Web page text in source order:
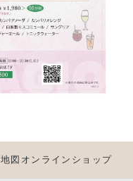
地図 オンラインショップ